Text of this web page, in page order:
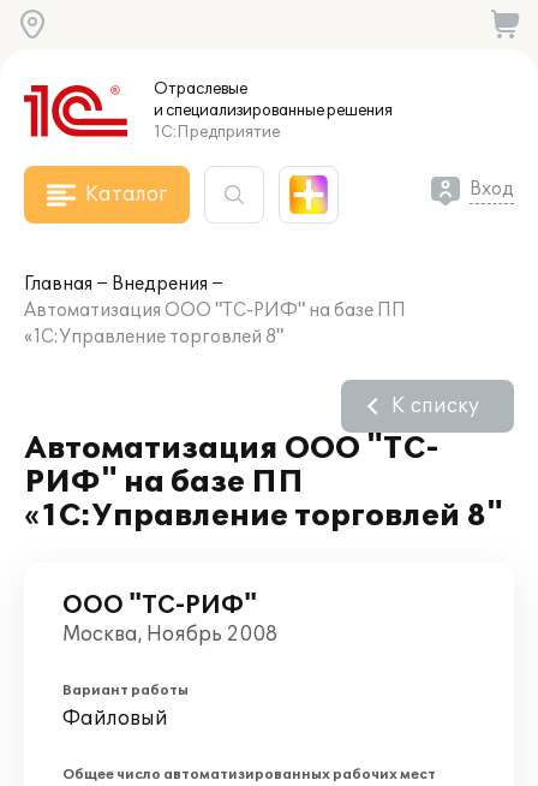
Отраслевые
и специализированныерешения
1С:Предприятие
Каталог Вход
Главная
Внедрения
Автоматизация ООО "ТС-РИФ" на базе ПП
«1С:Управление торговлей 8"
Автоматизация ООО "ТС-
РИФ" на базе ПП
«1С:Управление торговлей 8"
К списку
ООО "ТС-РИФ"
Москва, Ноябрь 2008
Вариант работы
Файловый
Общее число автоматизированных рабочих мест